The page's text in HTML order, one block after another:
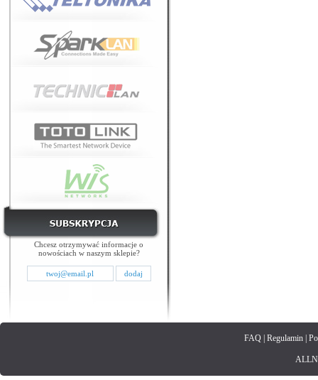
Chcesz otrzymywać informacje o
nowościach w naszym sklepie?
FAQ| Regulamin|